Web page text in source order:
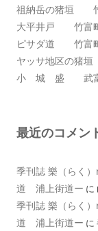
祖納岳の猪垣 竹
大平井戸 竹富
ピサダ道 竹富
ヤッサ地区の猪
小 城 盛 武富
最近のコメン
季刊誌 樂（らく
道 浦上街道ー に
季刊誌 樂（らく
道 浦上街道ー に